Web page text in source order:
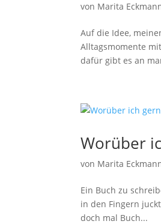
von Marita
Auf die Idee,
Alltagsmomente
dafür gibt es an
Worüber
von Marita
Ein Buch zu
in den Fingern
doch mal Buch...